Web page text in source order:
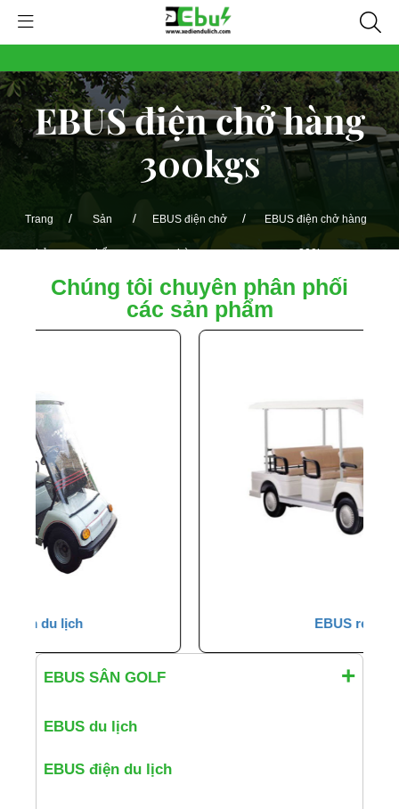
EBUS điện chở hàng
300kgs
Trang
chủ
/ Sản
phẩm
/ EBUS điện chở
hàng
/ EBUS điện chở hàng
300kgs
Chúng tôi chuyên phân phối
các sản phẩm
EBUS SÂN GOLF
EBUS du lịch
EBUS điện du lịch